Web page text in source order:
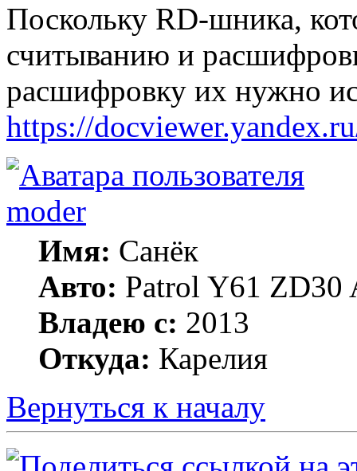
Поскольку RD-шника,
считыванию и
расшифровку их нужно
https://
moder
Имя: Санёк
Авто: Patrol Y61 ZD30
Владею с: 2013
Откуда: Карелия
Вернуться к началу